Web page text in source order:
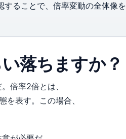
ることで、倍率変動の全体像を
落ちますか？
倍率2倍とは、
表す。この場合、